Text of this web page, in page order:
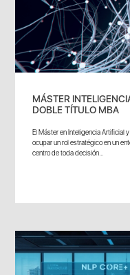
MÁSTER
DOBLE TÍTULO MBA
El Máster en Inteligencia Artificial
ocupar un rol estratégico en un
centro de toda decisión...